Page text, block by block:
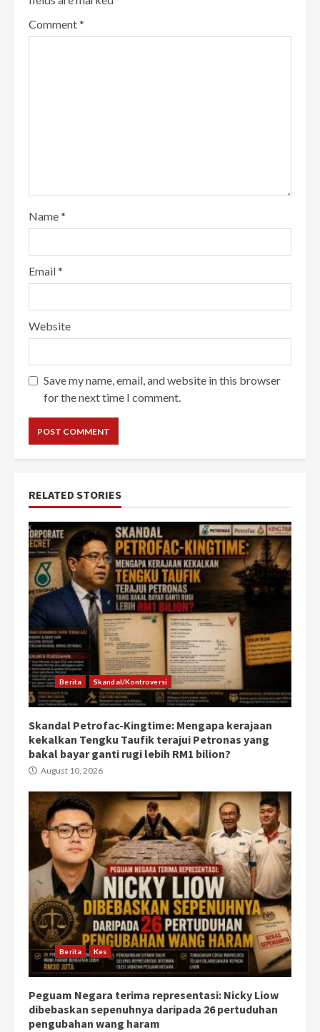
Comment*
Name*
Email*
Website
Save my name, email, and website in this browser
for the next time I comment.
RELATED STORIES
Berita Skandal/Kontroversi
Skandal Petrofac-Kingtime: Mengapa kerajaan
kekalkan Tengku Taufik terajui Petronas yang
bakal bayar ganti rugi lebih RM1 bilion?
August 10, 2026
Berita Kes
Peguam Negara terima representasi: Nicky Liow
dibebaskan sepenuhnya daripada 26 pertuduhan
pengubahan wang haram